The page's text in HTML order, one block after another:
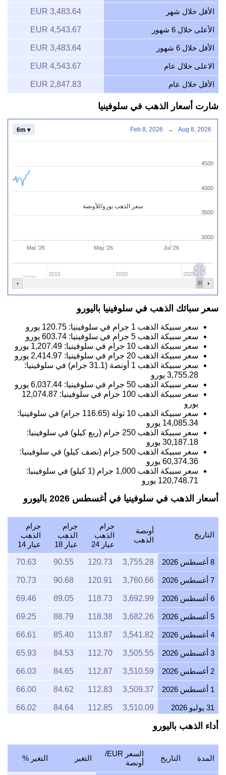
الأقل خلال شهر 3,483.64 EUR
الأعلى خلال 6 شهور 4,543.67 EUR
الأقل خلال 6 شهور 3,483.64 EUR
الاعلى خلال عام 4,543.67 EUR
الأقل خلال عام 2,847.83 EUR
شارت أسعار الذهب في سلوفينيا
سعر الذهب يورو/للأونصة
Mar '26 May '26 Jul '26
2015 2020 2025
3500
4000
4500
3000
6m ▾ Feb 8, 2026 → Aug 8, 2026
سعر سبائك الذهب في سلوفينيا باليورو
سعر سبيكة الذهب 1 جرام في سلوفينيا: 120.75 يورو
سعر سبيكة الذهب 5 جرام في سلوفينيا:
603.74 يورو
سعر سبيكة الذهب 10 جرام في سلوفينيا:
1,207.49 يورو
سعر سبيكة الذهب 20 جرام في سلوفينيا:
2,414.97 يورو
سعر سبيكة الذهب 1 أونصة (31.1 جرام) في سلوفينيا:
3,755.28 يورو
سعر سبيكة الذهب 50 جرام في سلوفينيا:
6,037.44 يورو
سعر سبيكة الذهب 100 جرام في سلوفينيا:
12,074.87
يورو
سعر سبيكة الذهب 10 تولة (116.65 جرام) في سلوفينيا:
14,085.34 يورو
سعر سبيكة الذهب 250 جرام (ربع كيلو) في سلوفينيا:
30,187.18 يورو
سعر سبيكة الذهب 500 جرام (نصف كيلو) في سلوفينيا:
60,374.36 يورو
سعر سبيكة الذهب 1,000 جرام (1 كيلو) في سلوفينيا:
120,748.71 يورو
أسعار الذهب في سلوفينيا في أغسطس 2026 باليورو
التاريخ
أونصة
الذهب
جرام
الذهب
عيار 24
جرام
الذهب
عيار 18
جرام
الذهب
عيار 14
8 أغسطس 2026 3,755.28
120.73
90.55
70.63
7 أغسطس 2026 3,760.66
120.91
90.68
70.73
6 أغسطس 2026 3,692.99
118.73
89.05
69.46
5 أغسطس 2026 3,682.26
118.38
88.79
69.25
4 أغسطس 2026 3,541.82
113.87
85.40
66.61
3 أغسطس 2026 3,505.55
112.70
84.53
65.93
2 أغسطس 2026 3,510.59
112.87
84.65
66.03
1 أغسطس 2026 3,509.37
112.83
84.62
66.00
31 يوليو 2026 3,510.09
112.85
84.64
66.02
30 يوليو 2026 3,554.66
29 يوليو 2026 3,552.62
114.22
85.66
66.82
28 يوليو 2026 3,540.38
113.82
66.59
أداء الذهب باليورو
المدة التاريخ
السعر EUR/
أونصة
التغير التغير %